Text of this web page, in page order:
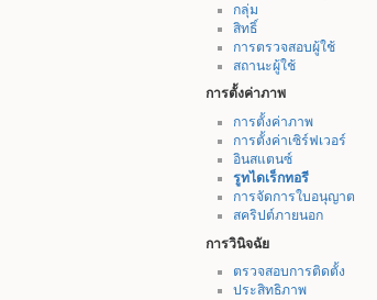
กลุ่ม
สิทธิ์
การตรวจสอบผู้ใช้
สถานะผู้ใช้
การตั้งค่าภาพ
การตั้งค่าภาพ
การตั้งค่าเซิร์ฟเวอร์
อินสแตนซ์
รูทไดเร็กทอรี
การจัดการใบอนุญาต
สคริปต์ภายนอก
การวินิจฉัย
ตรวจสอบการติดตั้ง
ประสิทธิภาพ